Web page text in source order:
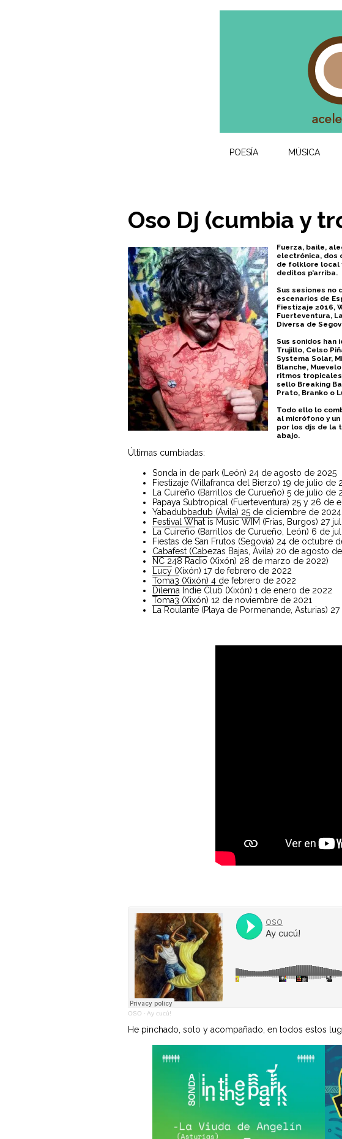
POESÍA MÚSICA
Oso Dj (cumbia y
Fuerza, baile,
electrónica, dos
de folklore local
deditos p’arriba.
Sus sesiones no
escenarios de
Fiestizaje 2016,
Fuerteventura,
Diversa de
Sus sonidos han
Trujillo, Celso
Systema Solar,
Blanche,
ritmos
sello Breaking
Prato, Branko o
Todo ello lo
al micrófono y
por los djs de la
abajo.
Últimas cumbiadas:
Sonda in de park (León) 24 de agosto de 2025
Fiestizaje (Villafranca del Bierzo) 19 de julio de
La Cuireño (Barrillos de Curueño) 5 de julio de
Papaya Subtropical (Fuerteventura) 25 y 26 de
Yabadubbadub (Ávila) 25 de diciembre de 2024
Festival What is Music WIM (Frías, Burgos) 27
La Cuireño (Barrillos de Curueño, León) 6 de
Fiestas de San Frutos (Segovia) 24 de octubre
Cabafest (Cabezas Bajas, Ávila) 20 de agosto
NC 248 Radio (Xixón) 28 de marzo de 2022)
Lucy (Xixón) 17 de febrero de 2022
Toma3 (Xixón) 4 de febrero de 2022
Dilema Indie Club (Xixón) 1 de enero de 2022
Toma3 (Xixón) 12 de noviembre de 2021
La Roulante (Playa de Pormenande, Asturias)
OSO · Ay cucú!
He pinchado, solo y acompañado, en todos estos